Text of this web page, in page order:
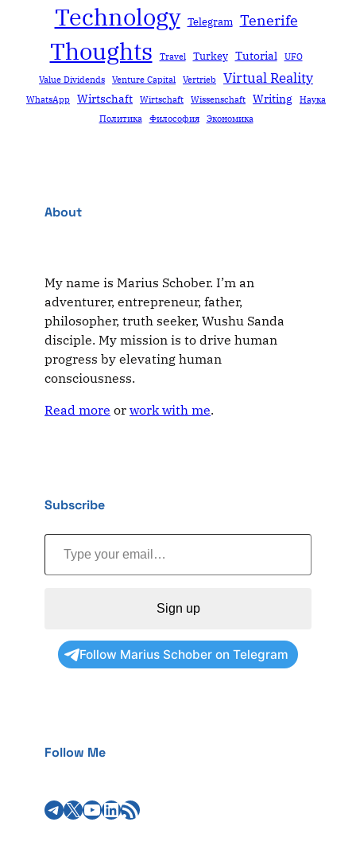
Technology Telegram Tenerife
Thoughts Travel Turkey Tutorial UFO
Value Dividends Venture Capital Vertrieb Virtual Reality
WhatsApp Wirtschaft Wirtschaft Wissenschaft Writing
Наука
Политика
Философия Экономика
About
My name is Marius Schober. I’m an
adventurer, entrepreneur, father,
philosopher, truth seeker, Wushu Sanda
disciple. My mission is to drive human
progress by elevating human
consciousness.
Read more or work with me.
Subscribe
Type your email…
Sign up
Follow Marius Schober on Telegram
Follow Me
TelegramX YouTube LinkedIn RSS Feed